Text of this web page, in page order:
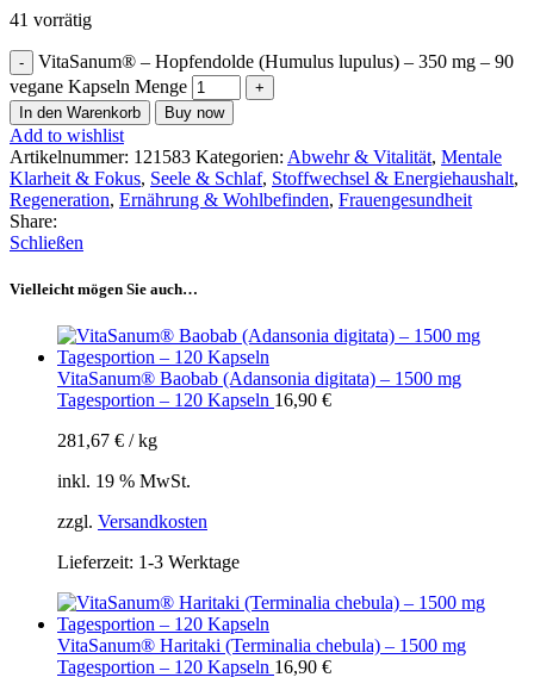
41 vorrätig
VitaSanum® – Hopfendolde (Humulus lupulus) – 350 mg – 90
vegane Kapseln Menge
In den Warenkorb Buy now
Add to wishlist
Artikelnummer: 121583 Kategorien: Abwehr & Vitalität, Mentale
Klarheit & Fokus, Seele & Schlaf, Stoffwechsel & Energiehaushalt,
Regeneration, Ernährung & Wohlbefinden, Frauengesundheit
Share:
Schließen
Vielleicht mögen Sie auch…
VitaSanum® Baobab (Adansonia digitata) – 1500 mg
Tagesportion – 120 Kapseln 16,90 €
281,67 € /kg
inkl. 19 % MwSt.
zzgl. Versandkosten
Lieferzeit: 1-3 Werktage
VitaSanum® Haritaki (Terminalia chebula) – 1500 mg
Tagesportion – 120 Kapseln 16,90 €